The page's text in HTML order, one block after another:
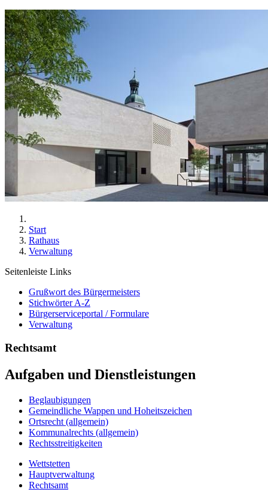
Start
Rathaus
Verwaltung
Seitenleiste Links
Grußwort des Bürgermeisters
Stichwörter A-Z
Bürgerserviceportal / Formulare
Verwaltung
Rechtsamt
Aufgaben und Dienstleistungen
Beglaubigungen
Gemeindliche Wappen und Hoheitszeichen
Ortsrecht (allgemein)
Kommunalrechts (allgemein)
Rechtsstreitigkeiten
Wettstetten
Hauptverwaltung
Rechtsamt